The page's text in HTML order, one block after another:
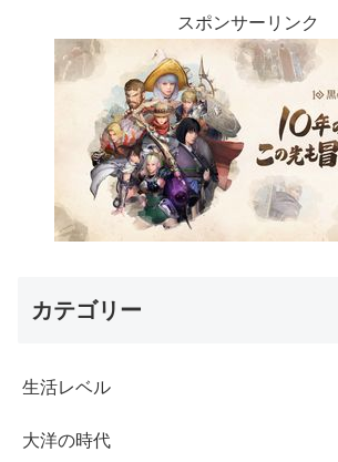
スポンサーリンク
カテゴリー
生活レベル
大洋の時代